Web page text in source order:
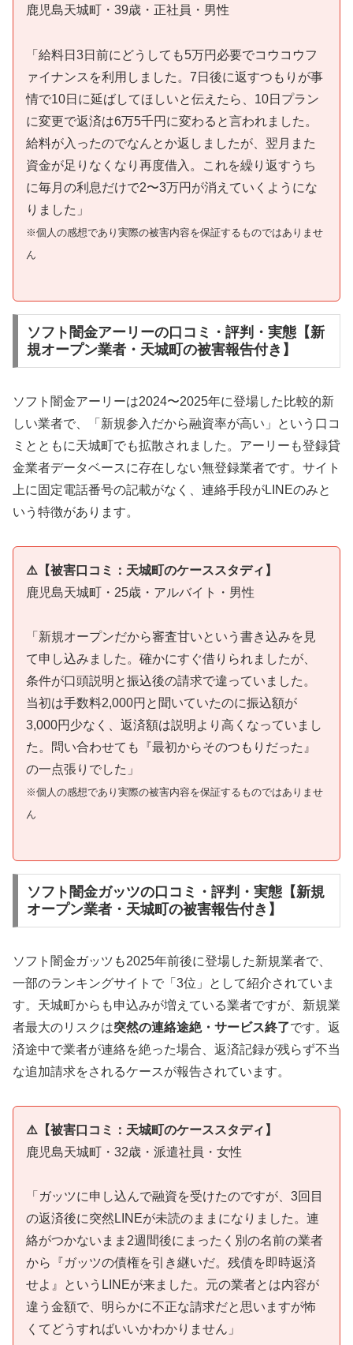
鹿児島天城町・39歳・正社員・男性
「給料日3日前にどうしても5万円必要でコウコウフ
ァイナンスを利用しました。7日後に返すつもりが事
情で10日に延ばしてほしいと伝えたら、10日プラン
に変更で返済は6万5千円に変わると言われました。
給料が入ったのでなんとか返しましたが、翌月また
資金が足りなくなり再度借入。これを繰り返すうち
に毎月の利息だけで2〜3万円が消えていくようにな
りました」
※個人の感想であり実際の被害内容を保証するものではありませ
ん
ソフト闇金アーリーの口コミ・評判・実態【新
規オープン業者・天城町の被害報告付き】
ソフト闇金アーリーは2024〜2025年に登場した比較的新
しい業者で、「新規参入だから融資率が高い」という口コ
ミとともに天城町でも拡散されました。アーリーも登録貸
金業者データベースに存在しない無登録業者です。サイト
上に固定電話番号の記載がなく、連絡手段がLINEのみと
いう特徴があります。
⚠️【被害口コミ：天城町のケーススタディ】
鹿児島天城町・25歳・アルバイト・男性
「新規オープンだから審査甘いという書き込みを見
て申し込みました。確かにすぐ借りられましたが、
条件が口頭説明と振込後の請求で違っていました。
当初は手数料2,000円と聞いていたのに振込額が
3,000円少なく、返済額は説明より高くなっていまし
た。問い合わせても『最初からそのつもりだった』
の一点張りでした」
※個人の感想であり実際の被害内容を保証するものではありませ
ん
ソフト闇金ガッツの口コミ・評判・実態【新規
オープン業者・天城町の被害報告付き】
ソフト闇金ガッツも2025年前後に登場した新規業者で、
一部のランキングサイトで「3位」として紹介されていま
す。天城町からも申込みが増えている業者ですが、新規業
者最大のリスクは突然の連絡途絶・サービス終了です。返
済途中で業者が連絡を絶った場合、返済記録が残らず不当
な追加請求をされるケースが報告されています。
⚠️【被害口コミ：天城町のケーススタディ】
鹿児島天城町・32歳・派遣社員・女性
「ガッツに申し込んで融資を受けたのですが、3回目
の返済後に突然LINEが未読のままになりました。連
絡がつかないまま2週間後にまったく別の名前の業者
から『ガッツの債権を引き継いだ。残債を即時返済
せよ』というLINEが来ました。元の業者とは内容が
違う金額で、明らかに不正な請求だと思いますが怖
くてどうすればいいかわかりません」